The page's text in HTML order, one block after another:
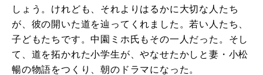
しょう。けれども、それよりはるかに大切な人たち
が、彼の開いた道を辿ってくれました。若い人たち、
子どもたちです。中園ミホ氏もその一人だった。そし
て、道を拓かれた小学生が、やなせたかしと妻・小松
暢の物語をつくり、朝のドラマになった。